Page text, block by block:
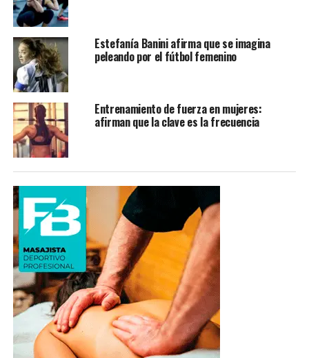
Estefanía Banini afirma que se imagina
peleando por el fútbol femenino
Entrenamiento de fuerza en mujeres:
afirman que la clave es la frecuencia